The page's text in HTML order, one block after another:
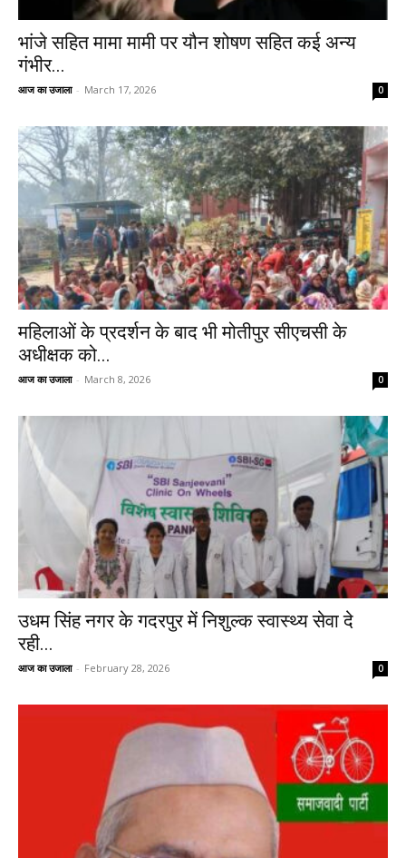
भांजे सहित मामा मामी पर यौन शोषण सहित कई अन्य
गंभीर...
आज का उजाला - March 17, 2026 0
महिलाओं के प्रदर्शन के बाद भी मोतीपुर सीएचसी के
अधीक्षक को...
आज का उजाला - March 8, 2026 0
उधम सिंह नगर के गदरपुर में निशुल्क स्वास्थ्य सेवा दे
रही...
आज का उजाला - February 28, 2026 0